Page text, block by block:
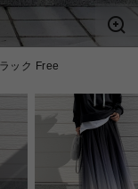
ック Free